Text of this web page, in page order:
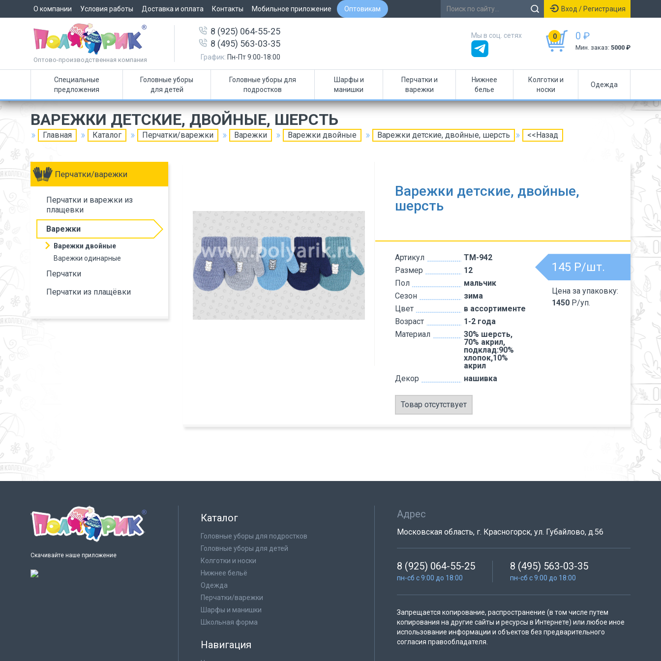
О компании Условия работы Доставка и оплата Контакты Мобильное приложение Оптовикам Вход / Регистрация
Оптово-производственная компания
8 (925) 064-55-25
8 (495) 563-03-35
График: Пн-Пт 9:00-18:00
0 0 ₽
Мин. заказ: 5000 ₽
Мы в соц. сетях
Специальные
предложения
Головные уборы
для детей
Головные уборы для
подростков
Шарфы и
манишки
Перчатки и
варежки
Нижнее
белье
Колготки и
носки
Одежда
ВАРЕЖКИ ДЕТСКИЕ, ДВОЙНЫЕ, ШЕРСТЬ
Главная Каталог Перчатки/варежки Варежки Варежки двойные Варежки детские, двойные, шерсть <<Назад
Перчатки/варежки
Перчатки и варежки из
плащевки
Варежки
Варежки двойные
Варежки одинарные
Перчатки
Перчатки из плащёвки
Варежки детские, двойные,
шерсть
Артикул
TM-942
Размер
12
Пол
мальчик
Сезон
зима
Цвет
в ассортименте
Возраст
1-2 года
Материал
30% шерсть,
70% акрил,
подклад:90%
хлопок,10%
акрил
Декор
нашивка
145 Р/шт.
Цена за упаковку:
1450 Р/уп.
Товар отсутствует
Скачивайте наше приложение
Каталог
Головные уборы для подростков
Головные уборы для детей
Колготки и носки
Нижнее бельё
Одежда
Перчатки/варежки
Шарфы и манишки
Школьная форма
Навигация
Адрес
Московская область, г. Красногорск, ул. Губайлово, д.56
8 (925) 064-55-25
пн-сб с 9:00 до 18:00
8 (495) 563-03-35
пн-сб с 9:00 до 18:00
Запрещается копирование, распространение (в том числе путем
копирования на другие сайты и ресурсы в Интернете) или любое иное
использование информации и объектов без предварительного
согласия правообладателя.